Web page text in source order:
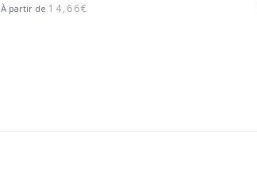
À partir de 14,66€